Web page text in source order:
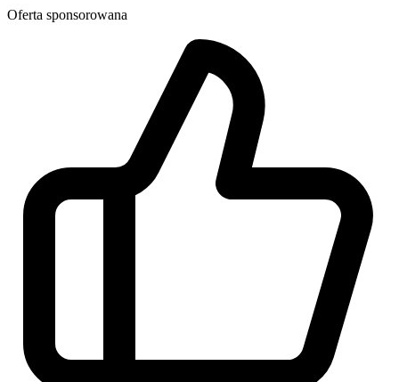
Oferta sponsorowana